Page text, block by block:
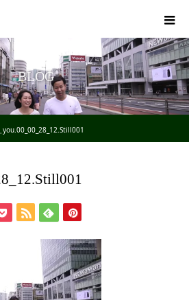
BLOG
you.00_00_28_12.Still001